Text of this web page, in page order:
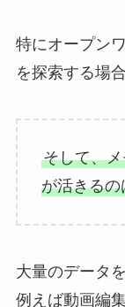
特にオープン
を探索する場
そして、
が活きる
大量のデータ
例えば動画編